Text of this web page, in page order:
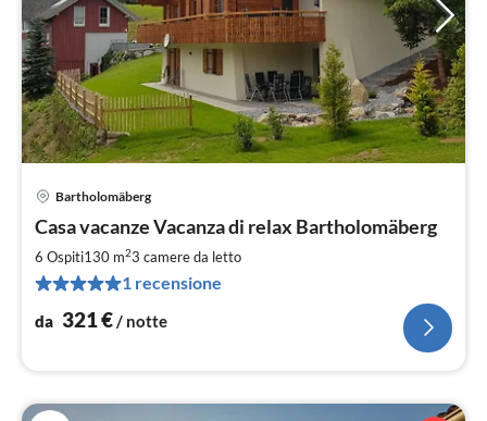
Bartholomäberg
Casa vacanze Vacanza di relax Bartholomäberg
6 Ospiti130 m23 camere da letto
1 recensione
da 321€/ notte